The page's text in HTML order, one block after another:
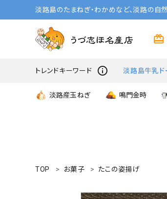
淡路島のたまねぎ・わかめなど、淡路の
card_giftcard
トレンドキーワード info_outline 淡路島牛乳ド
淡路産玉ねぎ 鳴門金時
search
TOP お菓子 たこの姿揚げ